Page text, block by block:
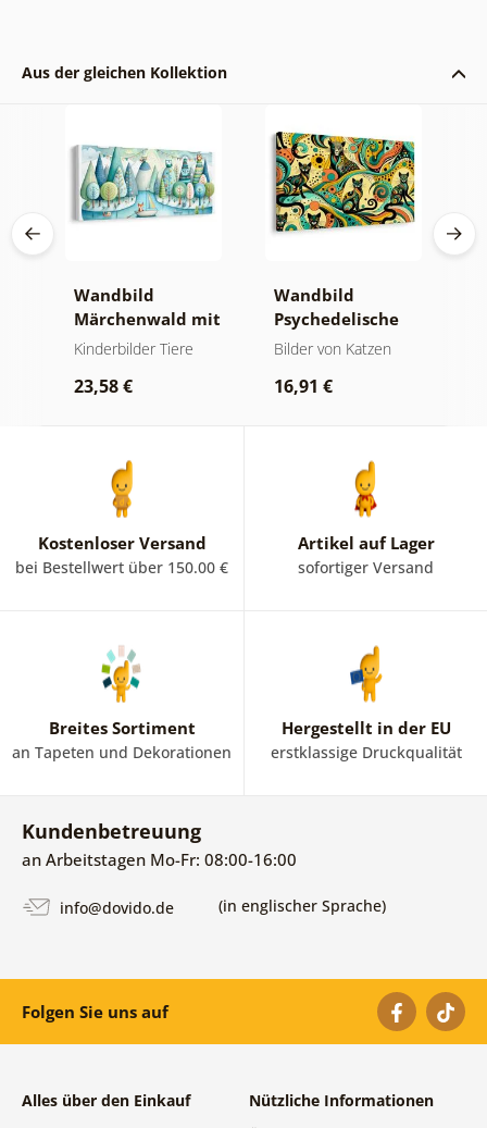
Aus der gleichen Kollektion
Wandbild
Märchenwald mit
Fuchs und Eulen
Kinderbilder Tiere
23,58 €
Wandbild
Psychedelische
Katzen
Bilder von Katzen
16,91 €
Kostenloser Versand
bei Bestellwert über 150.00 €
Artikel auf Lager
sofortiger Versand
Breites Sortiment
an Tapeten und Dekorationen
Hergestellt in der EU
erstklassige Druckqualität
Kundenbetreuung
an Arbeitstagen Mo-Fr: 08:00-16:00
info@dovido.de (in englischer Sprache)
Folgen Sie uns auf
Alles über den Einkauf Nützliche Informationen